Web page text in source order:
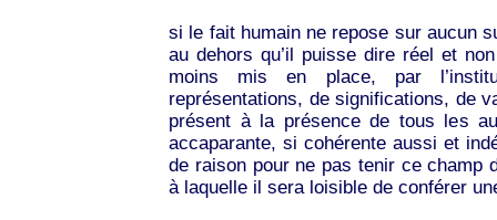
si le fait humain ne repose sur aucun
au dehors qu’il puisse dire réel et
moins mis en place, par
représentations, de significations, de
présent à la présence de tous les
accaparante, si cohérente aussi et
de raison pour ne pas tenir ce champ
à laquelle il sera loisible de conférer